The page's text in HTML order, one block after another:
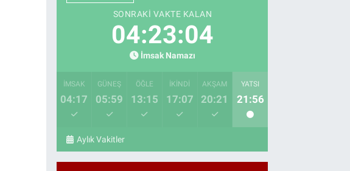
SONRAKI VAKTE KALAN
04:23:02
İmsak Namazı
İMSAK
04:17
GÜNEŞ
05:59
ÖĞLE
13:15
İKINDI
17:07
AKŞAM
20:21
YATSI
21:56
Aylık Vakitler